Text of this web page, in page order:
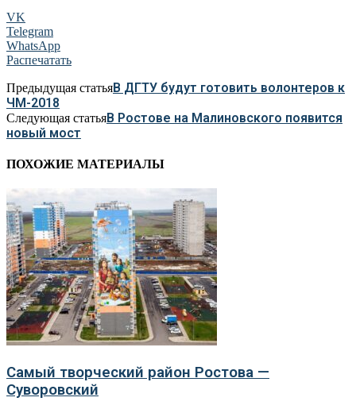
VK
Telegram
WhatsApp
Распечатать
Предыдущая статьяВ ДГТУ будут готовить волонтеров к
ЧМ-2018
Следующая статьяВ Ростове на Малиновского появится
новый мост
ПОХОЖИЕ МАТЕРИАЛЫ
Самый творческий район Ростова —
Суворовский